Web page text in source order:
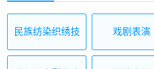
民族纺染织绣技
戏剧表演